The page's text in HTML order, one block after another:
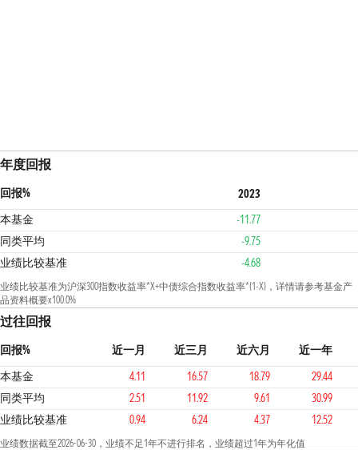
年度回报
回报%
2023
本基金
-11.77
同类平均
-9.75
业绩比较基准
-4.68
业绩比较基准为沪深300指数收益率*X+中债综合指数收益率*(1-X)，详情请参考基金产
品资料概要x100.0%
过往回报
回报% 近一月 近三月 近六月
近一年
本基金
4.11 16.57 18.79
29.44
同类平均
2.51 11.92 9.61
30.99
业绩比较基准
0.94 6.24 4.37 12.52
业绩数据截至2026-06-30，业绩不足1年不进行排名，业绩超过1年为年化值